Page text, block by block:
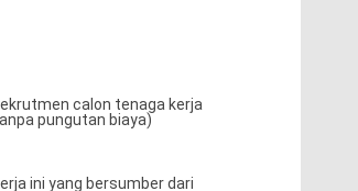
calon tenaga kerja
pungutan biaya)
ini yang bersumber dari